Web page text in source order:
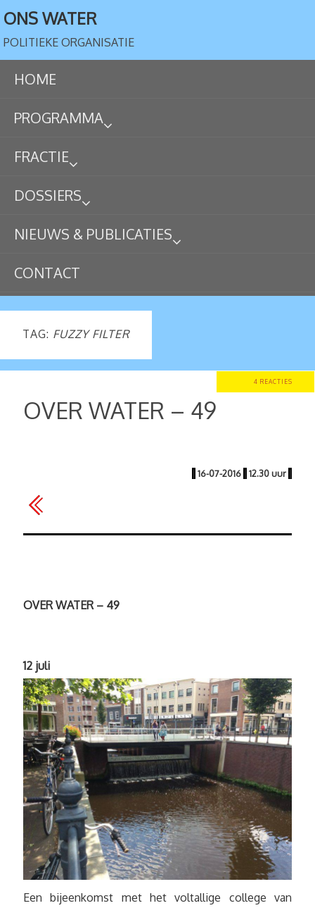
ONS WATER
POLITIEKE ORGANISATIE
HOME
PROGRAMMA
FRACTIE
DOSSIERS
NIEUWS & PUBLICATIES
CONTACT
TAG: FUZZY FILTER
4 REACTIES
OVER WATER – 49
| 16-07-2016 | 12.30 uur |
OVER WATER – 49
12 juli
Een bijeenkomst met het voltallige college van